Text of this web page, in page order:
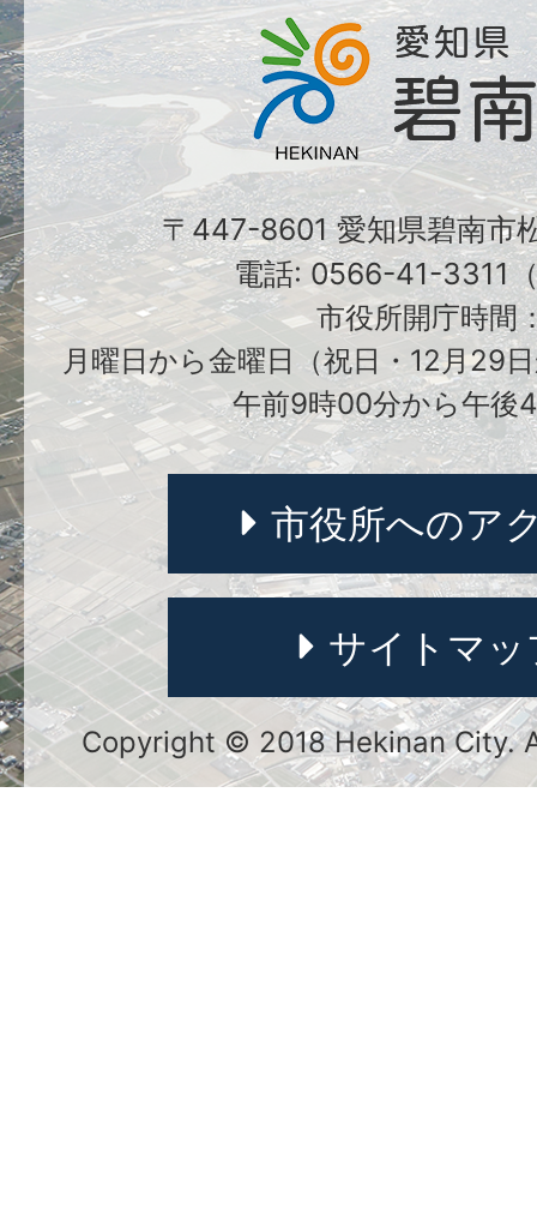
〒447-8601 愛知県碧南市
電話: 0566-41-3311
市役所開庁時間
月曜日から金曜日（祝日・12月29
午前9時00分から午後
市役所へのア
サイトマッ
Copyright © 2018 Hekinan City.